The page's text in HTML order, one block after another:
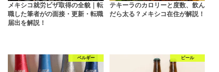
メキシコ就労ビザ取得の全貌｜転
職した筆者がの面接・更新・転職
届出を解説！
テキーラのカロリーと度数、飲ん
だら太る？メキシコ在住が解説！
ベルギー ビール